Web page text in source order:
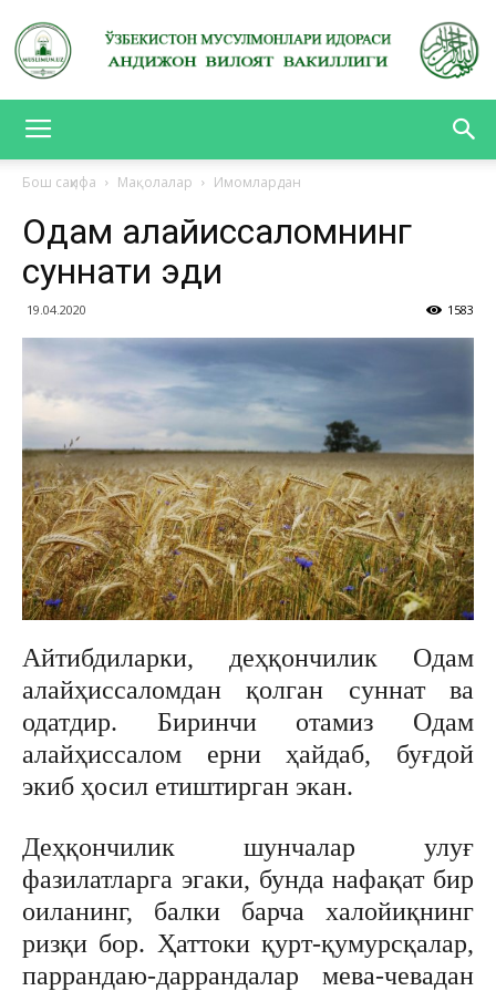
ВИЛОЯТ
Бош саҳифа Мақолалар Имомлардан
Одам алайҳиссаломнинг
суннати эди
19.04.2020 1583
Айтибдиларки, деҳқончилик Одам
алайҳиссаломдан қолган суннат ва
одатдир. Биринчи отамиз Одам
алайҳиссалом ерни ҳайдаб, буғдой
экиб ҳосил етиштирган экан.
Деҳқончилик шунчалар улуғ
фазилатларга эгаки, бунда нафақат бир
оиланинг, балки барча халойиқнинг
ризқи бор. Ҳаттоки қурт-қумурсқалар,
паррандаю-даррандалар мева-чевадан